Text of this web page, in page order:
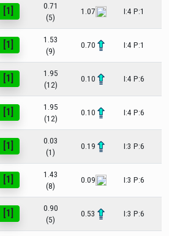
[1]
0.71
(5)
1.07 I:4 P:1
[1]
1.53
(9)
0.70 I:4 P:1
[1]
1.95
(12)
0.10 I:4 P:6
[1]
1.95
(12)
0.10 I:4 P:6
[1]
0.03
(1)
0.19 I:3 P:6
[1]
1.43
(8)
0.09 I:3 P:6
[1]
0.90
(5)
0.53 I:3 P:6